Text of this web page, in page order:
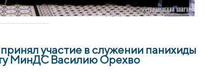
участие в служении панихиды
МинДС Василию Орехво